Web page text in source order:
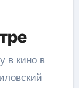
в кино в